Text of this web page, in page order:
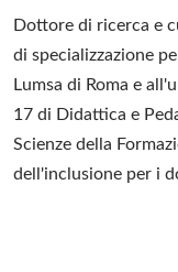
Dottore di ricerca e
di specializzazione
Lumsa di Roma e
17 di Didattica e
Scienze della
dell'inclusione per i